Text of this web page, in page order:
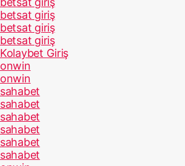
betsat giriş
betsat giriş
betsat giriş
Kolaybet Giriş
onwin
onwin
sahabet
sahabet
sahabet
sahabet
sahabet
sahabet